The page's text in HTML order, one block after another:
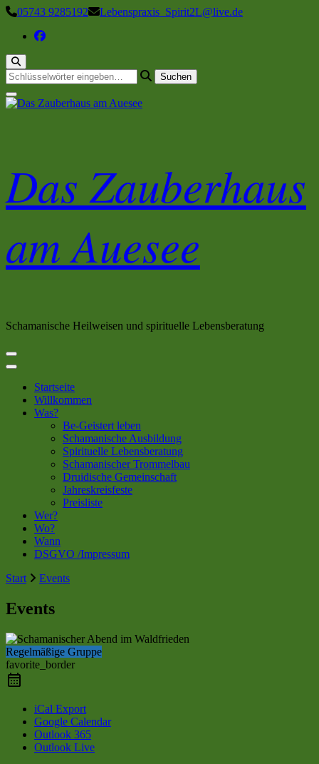
Zum
springen
05743 9285192 Lebenspraxis_Spirit2L@live.de
Suchst
du
nach
Das Zauberhaus
am Auesee
Schamanische Heilweisen und spirituelle Lebensberatung
Startseite
Willkommen
Was?
Be-Geistert leben
Schamanische Ausbildung
Spirituelle Lebensberatung
Schamanischer Trommelbau
Druidische Gemeinschaft
Jahreskreisfeste
Preisliste
Wer?
Wo?
Wann
DSGVO /Impressum
Start
Events
Events
Regelmäßige Gruppe
favorite_border
iCal Export
Google Calendar
Outlook 365
Outlook Live